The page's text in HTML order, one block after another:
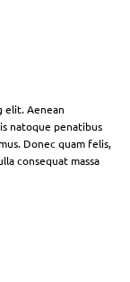
elit. Aenean
natoque penatibus
Donec quam felis,
consequat massa